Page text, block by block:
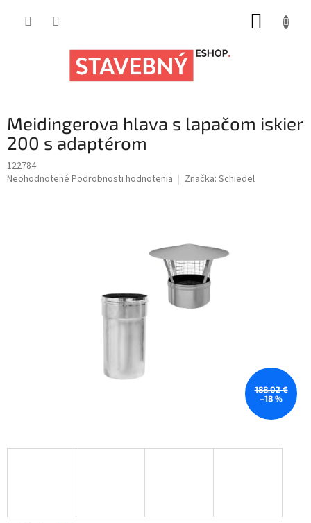
Meidingerova hlava s lapačom iskier
200 s adaptérom
122784
Priemerné
Neohodnotené Podrobnosti hodnotenia Značka: Schiedel
188,02 €
–18 %